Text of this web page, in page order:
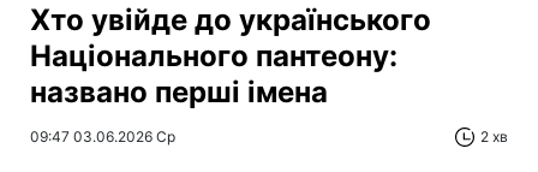
Хто увійде до українського
Національного пантеону:
названо перші імена
09:47 03.06.2026 Ср 2 хв